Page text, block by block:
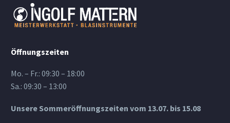
Öffnungszeiten
Mo. – Fr.: 09:30 – 18:00
Sa.: 09:30 – 13:00
Unsere Sommeröffnungszeiten vom 13.07. bis 15.08